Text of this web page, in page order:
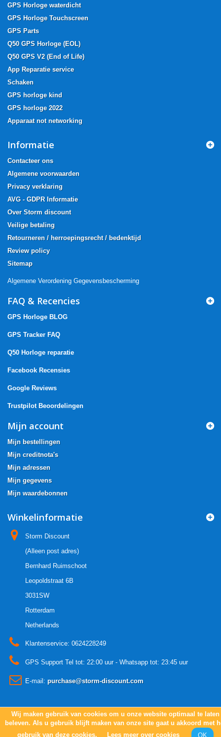
GPS Horloge waterdicht
GPS Horloge Touchscreen
GPS Parts
Q50 GPS Horloge (EOL)
Q50 GPS V2 (End of Life)
App Reparatie service
Schaken
GPS horloge kind
GPS horloge 2022
Apparaat not networking
Informatie
Contacteer ons
Algemene voorwaarden
Privacy verklaring
AVG - GDPR Informatie
Over Storm discount
Veilige betaling
Retourneren / herroepingsrecht / bedenktijd
Review policy
Sitemap
Algemene Verordening Gegevensbescherming
© 2005 - 2021 Copyright Storm-discount.com
FAQ & Recencies
GPS Horloge BLOG
GPS Tracker FAQ
Q50 Horloge reparatie
Facebook Recensies
Google Reviews
Trustpilot Beoordelingen
Mijn account
Mijn bestellingen
Mijn creditnota's
Mijn adressen
Mijn gegevens
Mijn waardebonnen
Winkelinformatie
Storm Discount
(Alleen post adres)
Bernhard Ruimschoot
Leopoldstraat 6B
3031SW
Rotterdam
Netherlands
Klantenservice: 0624228249
GPS Support Tel tot: 22:00 uur - Whatsapp tot: 23:45 uur
E-mail: purchase@storm-discount.com
Wij maken gebruik van cookies om u onze website optimaal te laten
beleven. Als u gebruik blijft maken van onze site gaat u akkoord met
gebruik van deze cookies.
Lees meer over cookies OK